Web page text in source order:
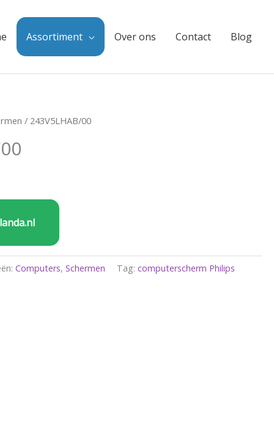
Assortiment Over ons Contact Blog
/ 243V5LHAB/00
Computers,Schermen Tag:computerscherm Philips